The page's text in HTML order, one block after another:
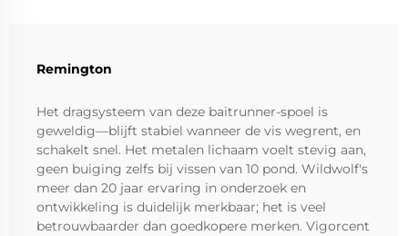
Remington
Het dragsysteem van deze baitrunner-spoel is
geweldig—blijft stabiel wanneer de vis wegrent, en
schakelt snel. Het metalen lichaam voelt stevig aan,
geen buiging zelfs bij vissen van 10 pond. Wildwolf's
meer dan 20 jaar ervaring in onderzoek en
ontwikkeling is duidelijk merkbaar; het is veel
betrouwbaarder dan goedkopere merken. Vigorcent